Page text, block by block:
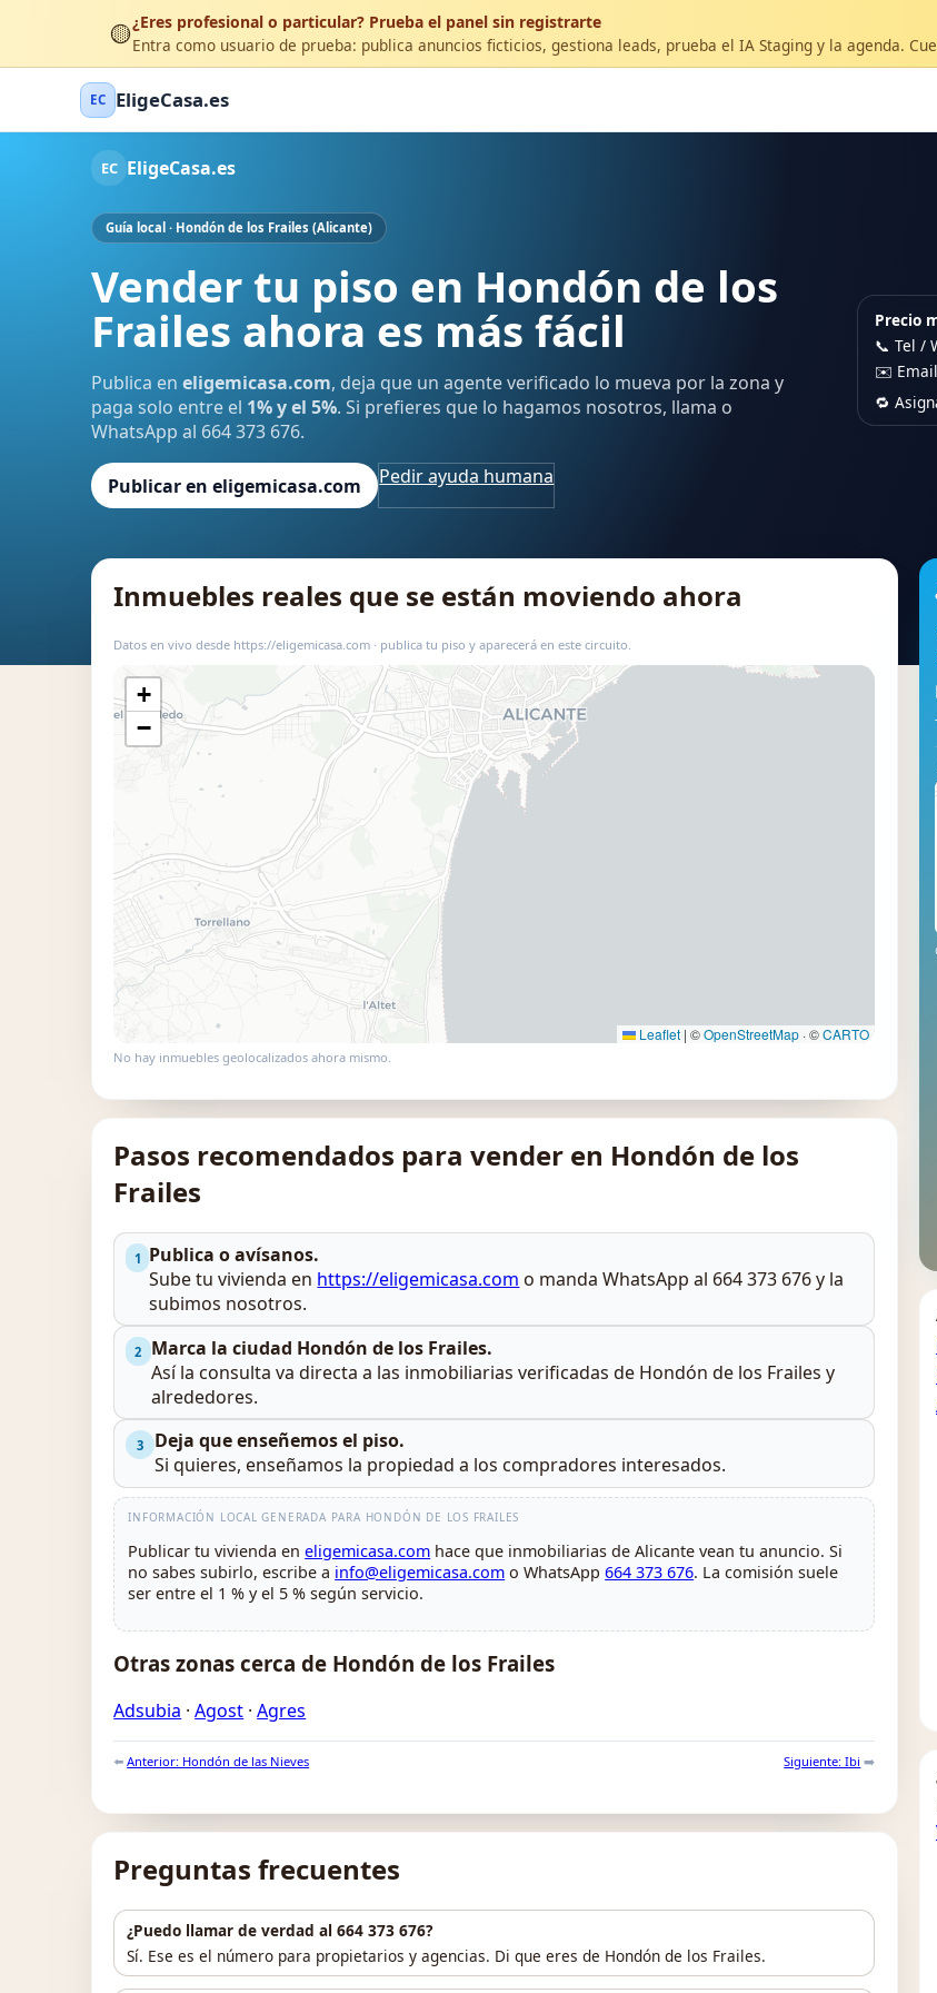
🟡¿Eres profesional o particular? Prueba el panel sin registrarte
Entra como usuario de prueba: publica anuncios ficticios, gestiona leads, prueba el IA Staging y la agenda.
EC EligeCasa.es
EC EligeCasa.es
Guía local · Hondón de los Frailes (Alicante)
Vender tu piso en Hondón de los
Frailes ahora es más fácil
Publica en eligemicasa.com, deja que un agente verificado lo mueva por la zona y
paga solo entre el 1% y el 5%. Si prefieres que lo hagamos nosotros, llama o
WhatsApp al 664 373 676.
Publicar en eligemicasa.com Pedir ayuda humana
Precio
📞 Tel /
✉️
🔁
Inmuebles reales que se están moviendo ahora
Datos en vivo desde https://eligemicasa.com · publica tu piso y aparecerá en este circuito.
+
−
Leaflet | ©OpenStreetMap · ©CARTO
No hay inmuebles geolocalizados ahora mismo.
Pasos recomendados para vender en Hondón de los
Frailes
1 Publica o avísanos.
Sube tu vivienda en https://eligemicasa.com o manda WhatsApp al 664 373 676 y la
subimos nosotros.
2
Marca la ciudad Hondón de los Frailes.
Así la consulta va directa a las inmobiliarias verificadas de Hondón de los Frailes y
alrededores.
3
Deja que enseñemos el piso.
Si quieres, enseñamos la propiedad a los compradores interesados.
INFORMACIÓN LOCAL GENERADA PARA HONDÓN DE LOS FRAILES
Publicar tu vivienda eneligemicasa.com hace que inmobiliarias de Alicante vean tu anuncio. Si
no sabes subirlo, escribe a info@eligemicasa.com o WhatsApp664 373 676. La comisión suele
ser entre el 1 % y el 5 % según servicio.
Otras zonas cerca de Hondón de los Frailes
Adsubia ·Agost ·Agres
⬅️Anterior: Hondón de las Nieves Siguiente: Ibi ➡️
Preguntas frecuentes
¿Puedo llamar de verdad al 664 373 676?
Sí. Ese es el número para propietarios y agencias. Di que eres de Hondón de los Frailes.